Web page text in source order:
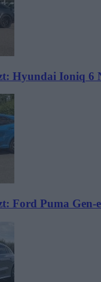
Hyundai Ioniq 6
Ford Puma